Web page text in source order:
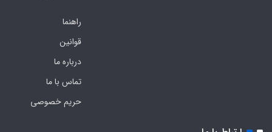
راهنما
قوانین
درباره ما
تماس با ما
حریم خصوصی